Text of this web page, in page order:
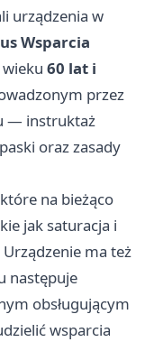
urządzenia w
Wsparcia
60 lat i
przez
— instruktaż
oraz zasady
na bieżąco
jak saturacja i
ma też
następuje
obsługującym
wsparcia